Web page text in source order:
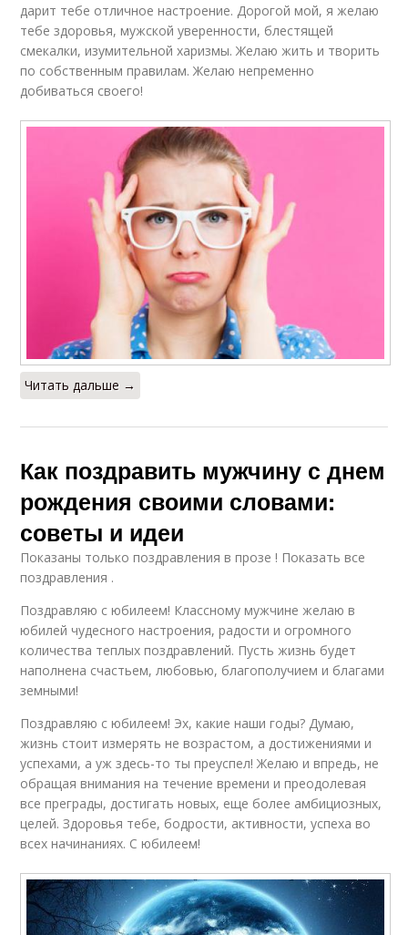
дарит тебе отличное настроение. Дорогой мой, я желаю
тебе здоровья, мужской уверенности, блестящей
смекалки, изумительной харизмы. Желаю жить и творить
по собственным правилам. Желаю непременно
добиваться своего!
Читать дальше →
Как поздравить мужчину с днем
рождения своими словами:
советы и идеи
Показаны только поздравления в прозе ! Показать все
поздравления .
Поздравляю с юбилеем! Классному мужчине желаю в
юбилей чудесного настроения, радости и огромного
количества теплых поздравлений. Пусть жизнь будет
наполнена счастьем, любовью, благополучием и благами
земными!
Поздравляю с юбилеем! Эх, какие наши годы? Думаю,
жизнь стоит измерять не возрастом, а достижениями и
успехами, а уж здесь-то ты преуспел! Желаю и впредь, не
обращая внимания на течение времени и преодолевая
все преграды, достигать новых, еще более амбициозных,
целей. Здоровья тебе, бодрости, активности, успеха во
всех начинаниях. С юбилеем!